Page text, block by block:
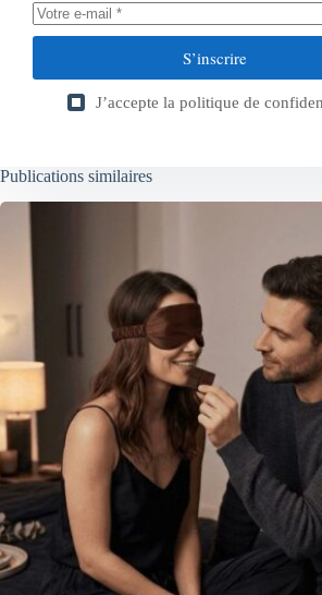
S’inscrire
J’accepte la politique de
Publications similaires